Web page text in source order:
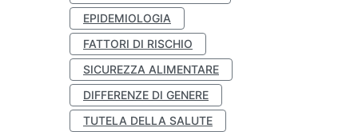
EPIDEMIOLOGIA
FATTORI DI RISCHIO
SICUREZZA ALIMENTARE
DIFFERENZE DI GENERE
TUTELA DELLA SALUTE